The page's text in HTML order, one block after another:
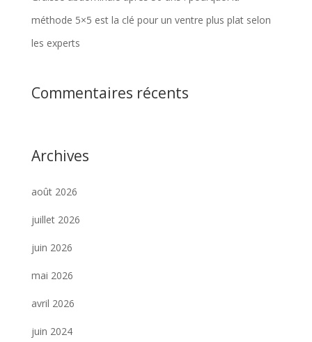
méthode 5×5 est la clé pour un ventre plus plat selon
les experts
Commentaires récents
Archives
août 2026
juillet 2026
juin 2026
mai 2026
avril 2026
juin 2024